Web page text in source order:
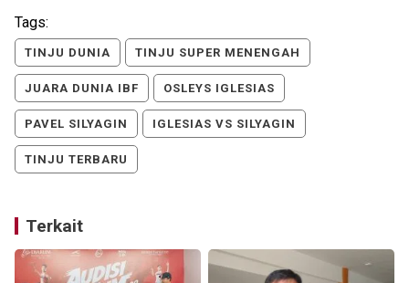
Tags:
TINJU DUNIA TINJU SUPER MENENGAH
JUARA DUNIA IBF OSLEYS IGLESIAS
PAVEL SILYAGIN IGLESIAS VS SILYAGIN
TINJU TERBARU
Terkait